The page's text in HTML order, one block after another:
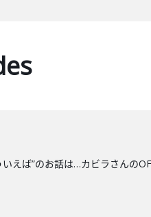
えば”のお話は…カビラさんの